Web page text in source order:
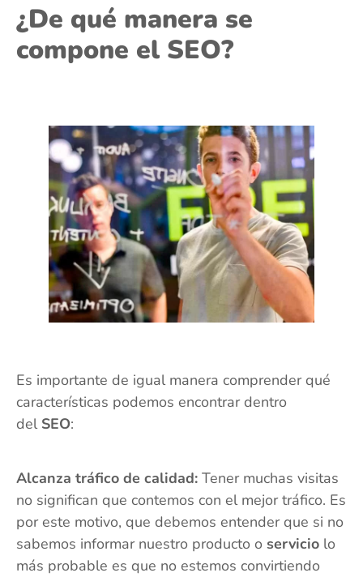
¿De qué manera se
compone el SEO?
Es importante de igual manera comprender qué
características podemos encontrar dentro
del SEO:
Alcanza tráfico de calidad: Tener muchas visitas
no significan que contemos con el mejor tráfico. Es
por este motivo, que debemos entender que si no
sabemos informar nuestro producto o servicio lo
más probable es que no estemos convirtiendo